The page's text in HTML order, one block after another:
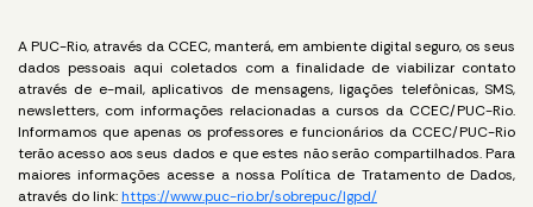
A PUC-Rio, através da CCEC, manterá, em ambiente digital seguro, os seus
dados pessoais aqui coletados com a finalidade de viabilizar contato
através de e-mail, aplicativos de mensagens, ligações telefônicas, SMS,
newsletters, com informações relacionadas a cursos da CCEC/PUC-Rio.
Informamos que apenas os professores e funcionários da CCEC/PUC-Rio
terão acesso aos seus dados e que estes não serão compartilhados. Para
maiores informações acesse a nossa Política de Tratamento de Dados,
através do link: https://www.puc-rio.br/sobrepuc/lgpd/